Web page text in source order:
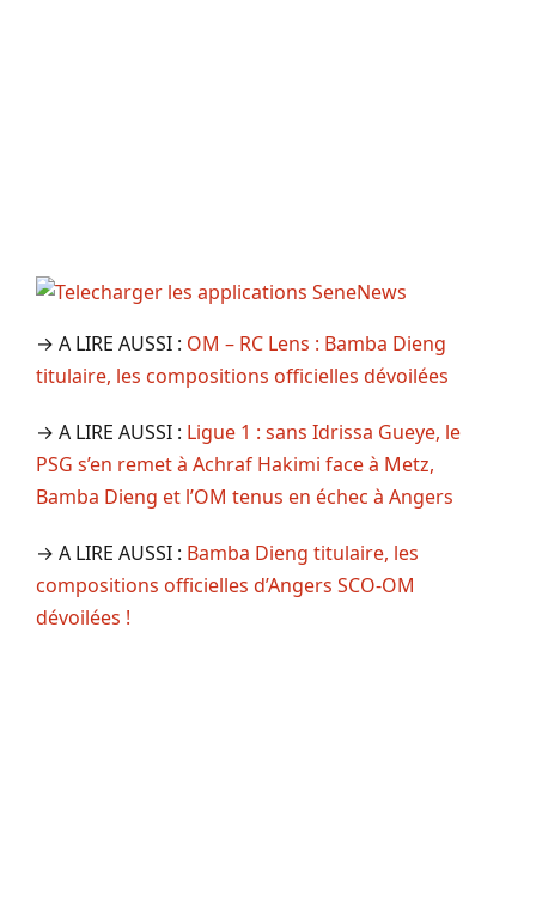
→ A LIRE AUSSI : OM – RC Lens : Bamba Dieng
titulaire, les compositions officielles dévoilées
→ A LIRE AUSSI : Ligue 1 : sans Idrissa Gueye, le
PSG s’en remet à Achraf Hakimi face à Metz,
Bamba Dieng et l’OM tenus en échec à Angers
→ A LIRE AUSSI : Bamba Dieng titulaire, les
compositions officielles d’Angers SCO-OM
dévoilées !